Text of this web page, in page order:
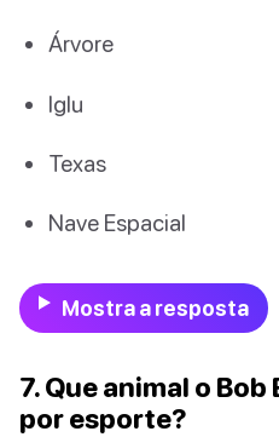
Árvore
Iglu
Texas
Nave Espacial
Mostra a resposta
7. Que animal o
por esporte?